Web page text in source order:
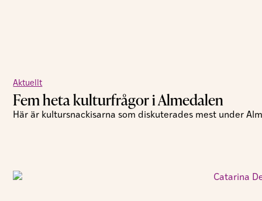
Aktuellt
Fem heta kulturfrågor i Almedalen
Här är kultursnackisarna som diskuterades mest under